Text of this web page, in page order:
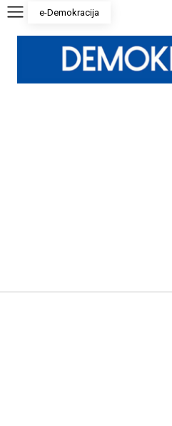
e-Demokracija